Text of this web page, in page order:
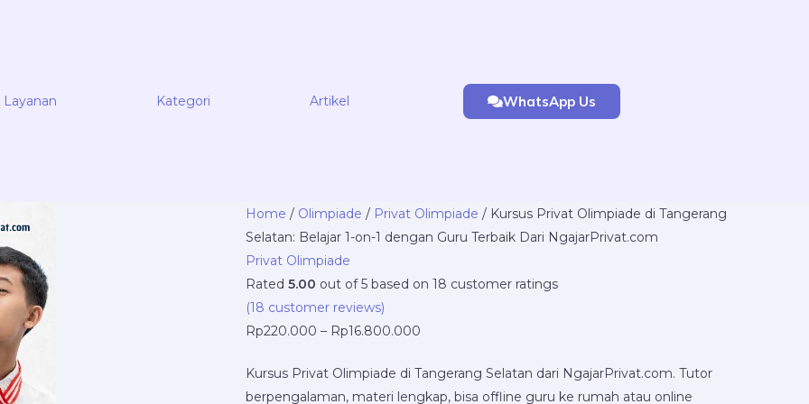
Layanan Kategori Artikel WhatsApp Us
Home / Olimpiade / Privat Olimpiade / Kursus Privat Olimpiade di Tangerang
Selatan: Belajar 1-on-1 dengan Guru Terbaik Dari NgajarPrivat.com
Privat Olimpiade
Rated 5.00 out of 5 based on 18 customer ratings
(18 customer reviews)
Rp220.000 – Rp16.800.000
Price
range:
through
Kursus Privat Olimpiade di Tangerang Selatan dari NgajarPrivat.com. Tutor
berpengalaman, materi lengkap, bisa offline guru ke rumah atau online
Kursus
Privat
Olimpiade
di
Tangerang
Selatan:
1-
on-